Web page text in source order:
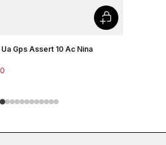
Gps Assert 10 Ac Nina